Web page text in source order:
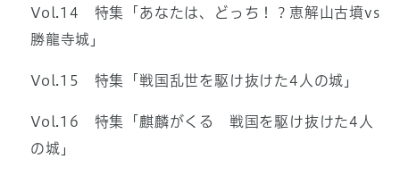
Vol.14 特集「あなたは、どっち！？恵解山古墳vs
勝龍寺城」
Vol.15 特集「戦国乱世を駆け抜けた4人の城」
Vol.16 特集「麒麟がくる 戦国を駆け抜けた4人
の城」